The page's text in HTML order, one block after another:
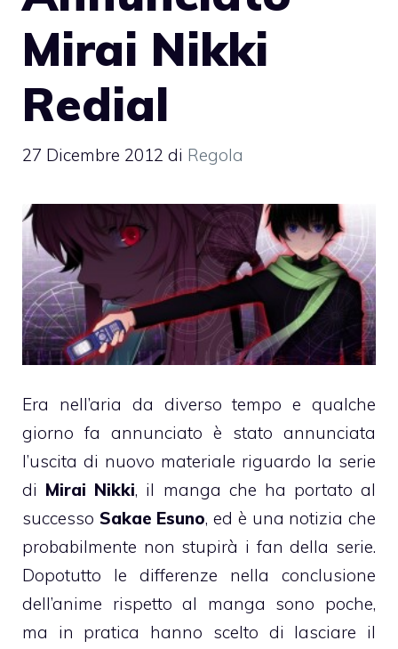
Mirai Nikki
Redial
27 Dicembre 2012 di Regola
Era nell’aria da diverso tempo e qualche
giorno fa annunciato è stato annunciata
l’uscita di nuovo materiale riguardo la serie
di Mirai Nikki, il manga che ha portato al
successo Sakae Esuno, ed è una notizia che
probabilmente non stupirà i fan della serie.
Dopotutto le differenze nella conclusione
dell’anime rispetto al manga sono poche,
ma in pratica hanno scelto di lasciare il